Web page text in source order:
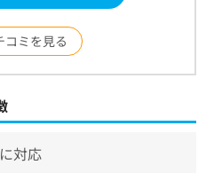
コミを見る
対応